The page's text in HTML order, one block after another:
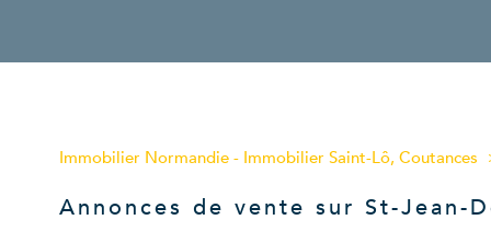
Immobilier Normandie - Immobilier Saint-Lô, Coutances
Annonces de vente sur St-Jean-